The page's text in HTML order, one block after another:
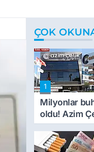
ÇOK
1
Milyonlar
oldu! Azim
inşaat
ilk kez